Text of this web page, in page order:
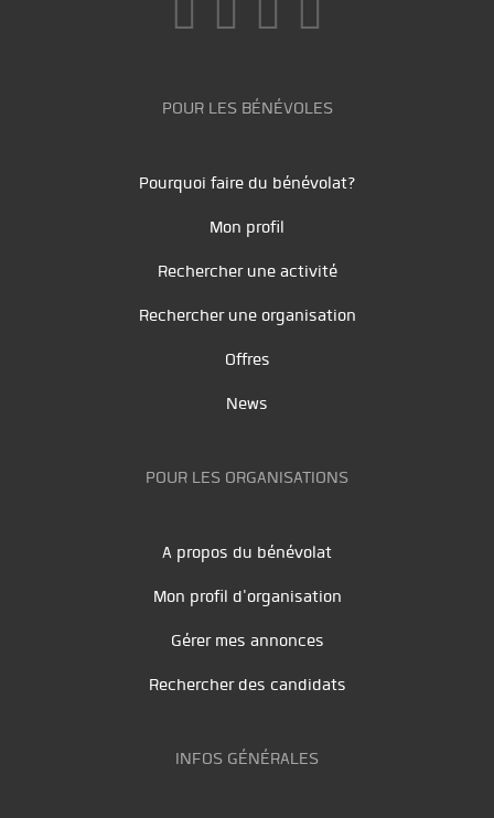
POUR LES BÉNÉVOLES
Pourquoi faire du bénévolat?
Mon profil
Rechercher une activité
Rechercher une organisation
Offres
News
POUR LES ORGANISATIONS
A propos du bénévolat
Mon profil d'organisation
Gérer mes annonces
Rechercher des candidats
INFOS GÉNÉRALES